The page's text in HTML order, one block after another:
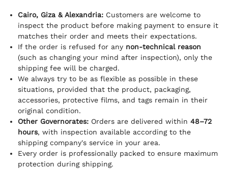
Cairo, Giza & Alexandria: Customers are welcome to
inspect the product before making payment to ensure it
matches their order and meets their expectations.
If the order is refused for any non-technical reason
(such as changing your mind after inspection), only the
shipping fee will be charged.
We always try to be as flexible as possible in these
situations, provided that the product, packaging,
accessories, protective films, and tags remain in their
original condition.
Other Governorates: Orders are delivered within 48–72
hours, with inspection available according to the
shipping company's service in your area.
Every order is professionally packed to ensure maximum
protection during shipping.